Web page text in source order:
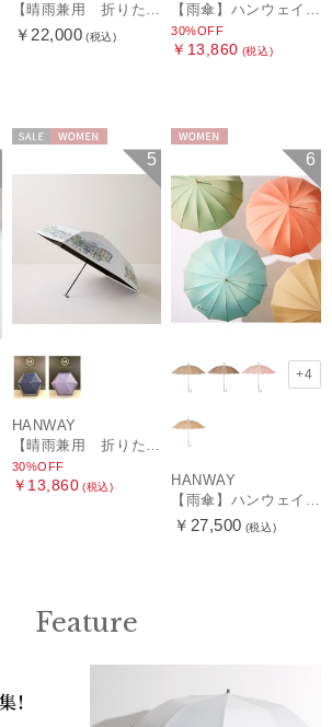
【晴雨兼用 折りたたみ日傘】ハンウェイ（ＨＡＮＷＡＹ）Vestido de frida（べスティード・デ・フリーダ）
￥22,000 (税込)
【雨傘】ハンウェイ (HANWAY) Lily CJ（リリー・シー・ジェー） 日本製 親骨：51～55cm
30%OFF
￥13,860 (税込)
5
HANWAY
30%OFF
￥13,860 (税込)
6
+4
HANWAY
￥27,500 (税込)
Feature